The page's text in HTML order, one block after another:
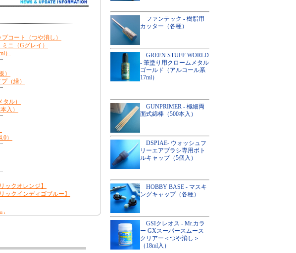
ファンテック - 樹脂用
カッター（各種）
GREEN STUFF WORLD
- 筆塗り用クロームメタル
ゴールド（アルコール系
17ml）
GUNPRIMER - 極細両
面式綿棒（500本入）
DSPIAE- ウォッシュフ
リーエアブラシ専用ボト
ルキャップ（5個入）
HOBBY BASE - マスキ
ングキャップ（各種）
GSIクレオス - Mr.カラ
ー GXスーパースムース
クリアー＜つや消し＞
（18ml入）